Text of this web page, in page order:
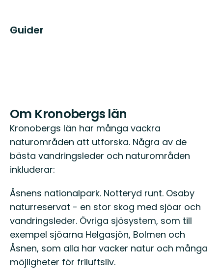
Guider
Om Kronobergs län
Kronobergs län har många vackra
naturområden att utforska. Några av de
bästa vandringsleder och naturområden
inkluderar:
Åsnens nationalpark. Notteryd runt. Osaby
naturreservat - en stor skog med sjöar och
vandringsleder. Övriga sjösystem, som till
exempel sjöarna Helgasjön, Bolmen och
Åsnen, som alla har vacker natur och många
möjligheter för friluftsliv.